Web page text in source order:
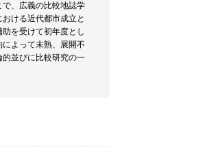
、広義の比較地誌学
ける近代都市成立と
を受けて初年度とし
よって未熟、展開不
並びに比較研究の一